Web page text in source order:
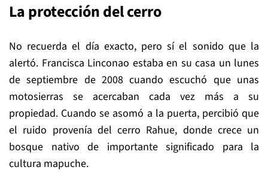
La protección del cerro
No recuerda el día exacto, pero sí el sonido que la
alertó. Francisca Linconao estaba en su casa un lunes
de septiembre de 2008 cuando escuchó que unas
motosierras se acercaban cada vez más a su
propiedad. Cuando se asomó a la puerta, percibió que
el ruido provenía del cerro Rahue, donde crece un
bosque nativo de importante significado para la
cultura mapuche.